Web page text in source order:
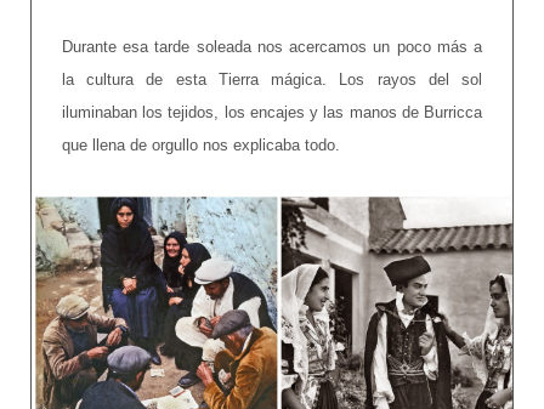
Durante esa tarde soleada nos acercamos un poco más a
la cultura de esta Tierra mágica. Los rayos del sol
iluminaban los tejidos, los encajes y las manos de Burricca
que llena de orgullo nos explicaba todo.